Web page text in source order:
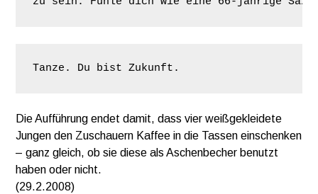
Die Aufführung endet damit, dass vier weißgekleidete
Jungen den Zuschauern Kaffee in die Tassen einschenken
– ganz gleich, ob sie diese als Aschenbecher benutzt
haben oder nicht.
(29.2.2008)